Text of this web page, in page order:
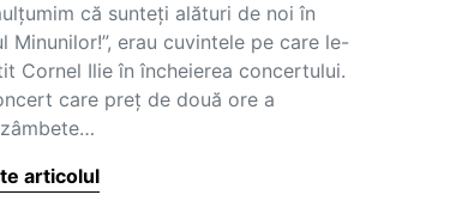
că sunteți alături de noi în
Minunilor!”, erau cuvintele pe care le-
Cornel Ilie în încheierea concertului.
care preț de două ore a
articolul